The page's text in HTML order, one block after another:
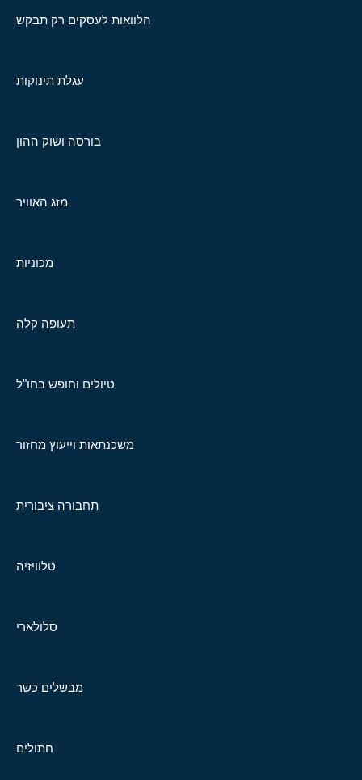
הלוואות לעסקים רק תבקש
עגלת תינוקות
בורסה ושוק ההון
מזג האוויר
מכוניות
תעופה קלה
טיולים וחופש בחו"ל
משכנתאות וייעוץ מחזור
תחבורה ציבורית
טלוויזיה
סלולארי
מבשלים כשר
חתולים